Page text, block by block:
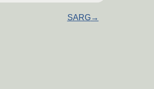
SARG→